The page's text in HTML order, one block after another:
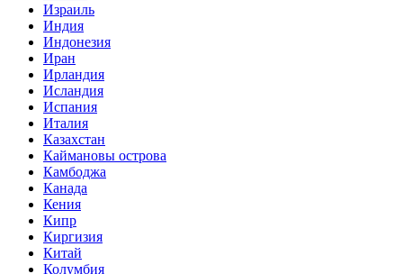
Израиль
Индия
Индонезия
Иран
Ирландия
Исландия
Испания
Италия
Казахстан
Каймановы острова
Камбоджа
Канада
Кения
Кипр
Киргизия
Китай
Колумбия